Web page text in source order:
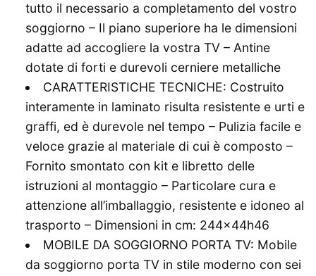
tutto il necessario a completamento del vostro
soggiorno – Il piano superiore ha le dimensioni
adatte ad accogliere la vostra TV – Antine
dotate di forti e durevoli cerniere metalliche
CARATTERISTICHE TECNICHE: Costruito
interamente in laminato risulta resistente e urti e
graffi, ed è durevole nel tempo – Pulizia facile e
veloce grazie al materiale di cui è composto –
Fornito smontato con kit e libretto delle
istruzioni al montaggio – Particolare cura e
attenzione all’imballaggio, resistente e idoneo al
trasporto – Dimensioni in cm: 244x44h46
MOBILE DA SOGGIORNO PORTA TV: Mobile
da soggiorno porta TV in stile moderno con sei